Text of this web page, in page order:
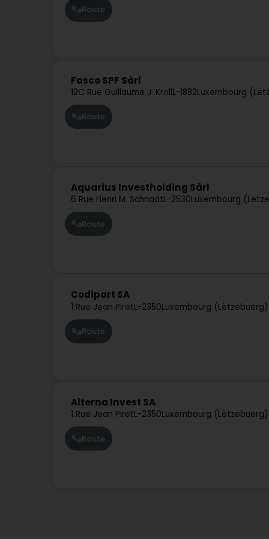
Route
Fasco SPF Sàrl
12C Rue Guillaume J. KrollL-1882Luxembourg
Route
Aquarius Investholding Sàrl
6 Rue Henri M. SchnadtL-2530Luxembourg
Route
Codipart SA
1 Rue Jean PiretL-2350Luxembourg (Lëtzebuerg)
Route
Alterna Invest SA
1 Rue Jean PiretL-2350Luxembourg (Lëtzebuerg)
Route